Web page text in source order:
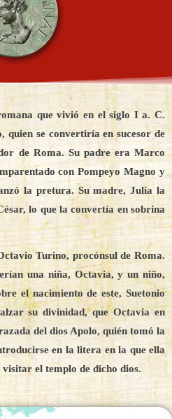
que vivió en el siglo I a. C.
quien se convertiría en sucesor de
de Roma. Su padre era Marco
con Pompeyo Magno y
la pretura. Su madre, Julia la
lo que la convertía en sobrina
Turino, procónsul de Roma.
una niña, Octavia, y un niño,
el nacimiento de este, Suetonio
su divinidad, que Octavia en
del dios Apolo, quién tomó la
en la litera en la que ella
el templo de dicho dios.